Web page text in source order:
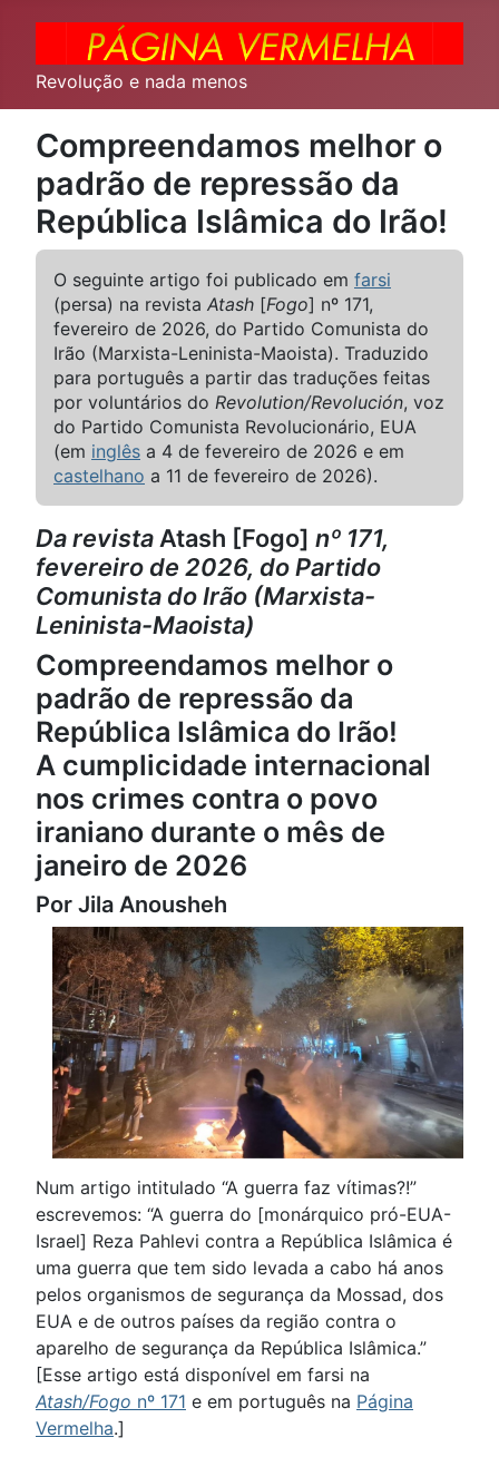
Revolução e nada menos
Compreendamos melhor o
padrão de repressão da
República Islâmica do Irão!
O seguinte artigo foi publicado em farsi
(persa) na revista Atash [Fogo] nº 171,
fevereiro de 2026, do Partido Comunista do
Irão (Marxista-Leninista-Maoista). Traduzido
para português a partir das traduções feitas
por voluntários do Revolution/Revolución, voz
do Partido Comunista Revolucionário, EUA
(em inglês a 4 de fevereiro de 2026 e em
castelhano a 11 de fevereiro de 2026).
Da revista Atash [Fogo] nº 171,
fevereiro de 2026, do Partido
Comunista do Irão (Marxista-
Leninista-Maoista)
Compreendamos melhor o
padrão de repressão da
República Islâmica do Irão!
A cumplicidade internacional
nos crimes contra o povo
iraniano durante o mês de
janeiro de 2026
Por Jila Anousheh
Num artigo intitulado “A guerra faz vítimas?!”
escrevemos: “A guerra do [monárquico pró-EUA-
Israel] Reza Pahlevi contra a República Islâmica é
uma guerra que tem sido levada a cabo há anos
pelos organismos de segurança da Mossad, dos
EUA e de outros países da região contra o
aparelho de segurança da República Islâmica.”
[Esse artigo está disponível em farsi na
Atash/Fogo nº 171 e em português na Página
Vermelha.]